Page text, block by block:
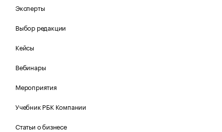
Эксперты
Выбор редакции
Кейсы
Вебинары
Мероприятия
Учебник РБК Компании
Статьи о бизнесе